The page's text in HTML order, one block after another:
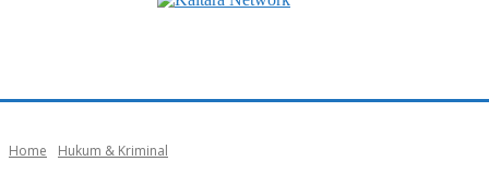
Home Hukum & Kriminal